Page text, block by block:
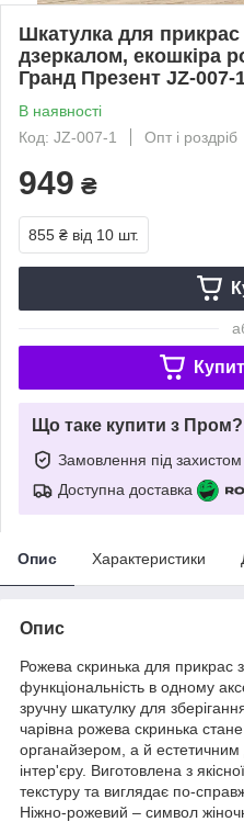
Шкатулка для
дзеркалом, екошкіра
Гранд Презент JZ-007-
В наявності
Код: JZ-007-1
Опт і роздріб
949 ₴
855 ₴ від 10 шт.
Що таке купити з Пром?
Замовлення під захистом
Доступна доставка
Опис Характеристики
Опис
Рожева скринька для прикрас
функціональність в одному
зручну шкатулку для
чарівна рожева скринька
органайзером, а й
інтер'єру. Виготовлена з
текстуру та виглядає по-
Ніжно-рожевий – символ